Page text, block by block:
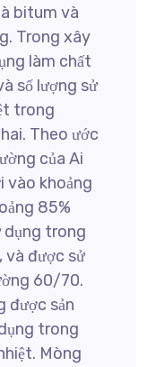
bitum và
Trong xây
làm chất
số lượng sử
trong
Theo ước
của Ai
vào khoảng
85%
dụng trong
và được sử
60/70.
được sản
trong
Mòng